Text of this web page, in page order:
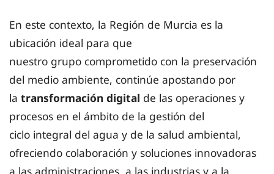
En este contexto, la Región de Murcia es la
ubicación ideal para que
nuestro grupo comprometido con la preservación
del medio ambiente, continúe apostando por
la transformación digital de las operaciones y
procesos en el ámbito de la gestión del
ciclo integral del agua y de la salud ambiental,
ofreciendo colaboración y soluciones innovadoras